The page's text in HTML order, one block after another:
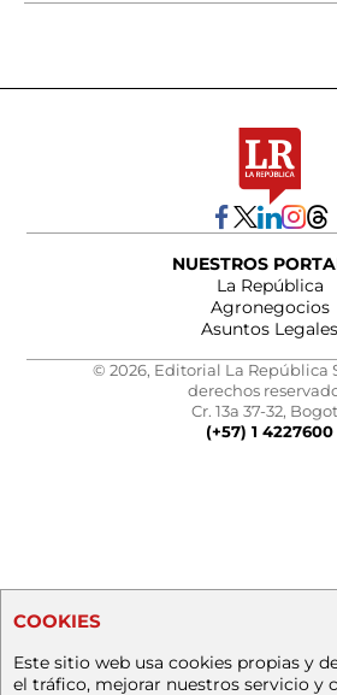
NUESTROS
La República
Agronegocios
Asuntos Legales
© 2026, Editorial La República
derechos
Cr. 13a 37-32,
(+57) 1 4227600
COOKIES
Este sitio web usa cookies propias y
el tráfico, mejorar nuestros servicio y